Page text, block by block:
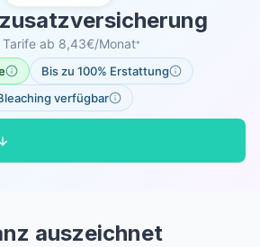
Tarife ab 8,43€/Monat*
Bis zu 100% Erstattung
verfügbar
auszeichnet